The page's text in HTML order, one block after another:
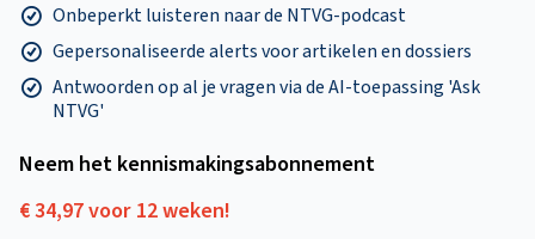
Onbeperkt luisteren naar de NTVG-podcast
Gepersonaliseerde alerts voor artikelen en dossiers
Antwoorden op al je vragen via de AI-toepassing 'Ask
NTVG'
Neem het kennismakings­abonnement
€ 34,97 voor 12 weken!